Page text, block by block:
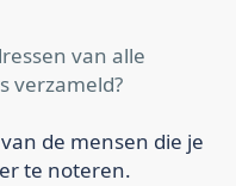
van alle
verzameld?
de mensen die je
te noteren.